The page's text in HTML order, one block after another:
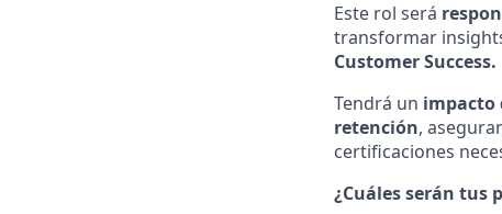
Este rol será
transformar
Customer Success.
Tendrá un impacto
retención,
certificaciones
¿Cuáles serán tus